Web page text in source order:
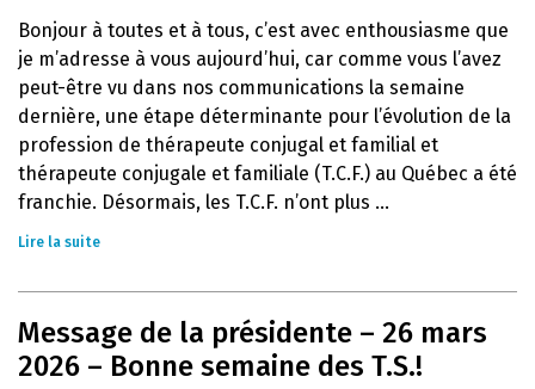
Bonjour à toutes et à tous, c’est avec enthousiasme que
je m’adresse à vous aujourd’hui, car comme vous l’avez
peut-être vu dans nos communications la semaine
dernière, une étape déterminante pour l’évolution de la
profession de thérapeute conjugal et familial et
thérapeute conjugale et familiale (T.C.F.) au Québec a été
franchie. Désormais, les T.C.F. n’ont plus ...
Lire la suite
Message de la présidente – 26 mars
2026 – Bonne semaine des T.S.!